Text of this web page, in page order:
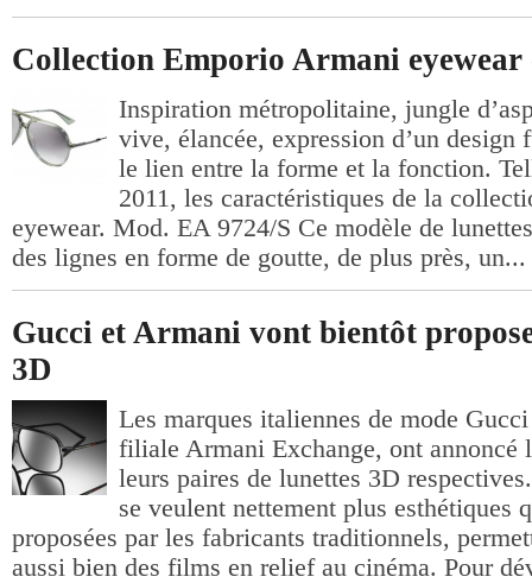
Collection Emporio Armani eyewear
Inspiration métropolitaine, jungle
vive, élancée, expression d’un design
le lien entre la forme et la fonction.
2011, les caractéristiques de la
eyewear. Mod. EA 9724/S Ce modèle de
des lignes en forme de goutte, de plus près, un...
Gucci et Armani vont bientôt
3D
Les marques italiennes de mode
filiale Armani Exchange, ont annoncé
leurs paires de lunettes 3D
se veulent nettement plus esthétiques
proposées par les fabricants traditionnels,
aussi bien des films en relief au cinéma. Pour